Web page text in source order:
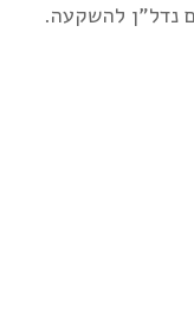
נדל”ן להשקעה.